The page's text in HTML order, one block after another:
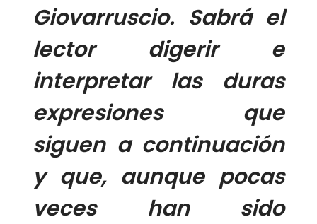
Giovarruscio. Sabrá el
lector digerir e
interpretar las duras
expresiones que
siguen a continuación
y que, aunque pocas
veces han sido